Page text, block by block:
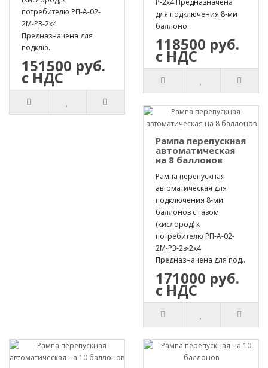
потребителю РП-А-02-
2М-Р3-2х4
Предназначена для
подклю..
151500 руб.
с НДС
Р-2х4 Предназначена
для подключения 8-ми
баллоно..
118500 руб.
с НДС
Рампа перепускная
автоматическая
на 8 баллонов
Рампа перепускная
автоматическая для
подключения 8-ми
баллонов с газом
(кислород) к
потребителю РП-А-02-
2М-Р3-2з-2х4
Предназначена для под..
171000 руб.
с НДС